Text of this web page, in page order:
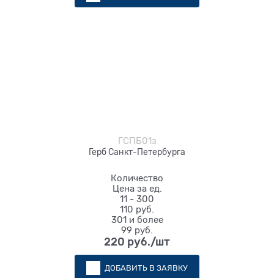
ГСПБ01з
Герб Санкт-Петербурга
Количество
Цена за ед.
11 - 300
110 руб.
301 и более
99 руб.
220 руб./шт
ДОБАВИТЬ В ЗАЯВКУ